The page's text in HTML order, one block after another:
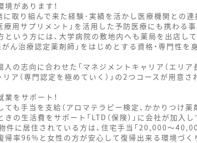
があります！
取り組んで来た経験･実績を活かし医療機関との連
療用サプリメント」を活用した予防医療にも携わる事
いう方には、大学病院の敷地内へも薬局を出店し
ん治療認定薬剤師」をはじめとする資格・専門性を
人の志向に合わせた「マネジメントキャリア（エ
リア（専門認定を極めていく）」の2つコースが用意さ
をサポート！
も手当を支給（アロマテラピー検定、かかりつけ薬剤
の生活費をサポート「LTD（保険）」に会社が加入し
件に居住されている方は、住宅手当「20,000～
帰率96%と女性の方が安心して復帰出来る環境づく